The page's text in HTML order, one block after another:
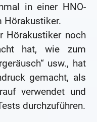
in einer HNO-
Hörakustiker.
Hörakustiker noch
hat, wie zum
usw., hat
gemacht, als
verwendet und
durchzuführen.